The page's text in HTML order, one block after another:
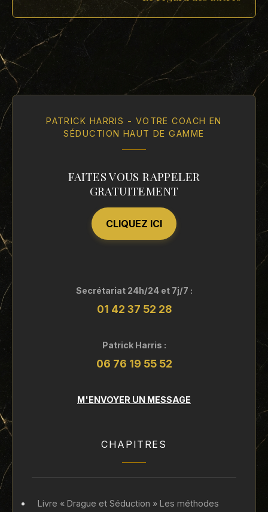
PATRICK HARRIS - VOTRE COACH EN
SÉDUCTION HAUT DE GAMME
FAITES VOUS RAPPELER
GRATUITEMENT
CLIQUEZ ICI
Secrétariat 24h/24 et 7j/7 :
01 42 37 52 28
Patrick Harris :
06 76 19 55 52
M'ENVOYER UN MESSAGE
CHAPITRES
Livre « Drague et Séduction » Les méthodes